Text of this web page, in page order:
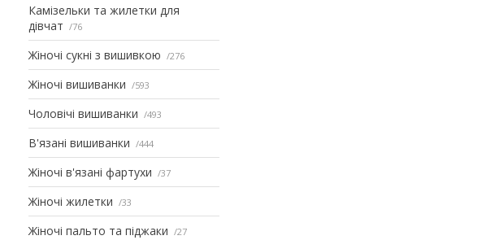
Камізельки та жилетки для
дівчат
76
Жіночі сукні з вишивкою 276
Жіночі вишиванки 593
Чоловічі вишиванки 493
В'язані вишиванки 444
Жіночі в'язані фартухи 37
Жіночі жилетки 33
Жіночі пальто та піджаки 27